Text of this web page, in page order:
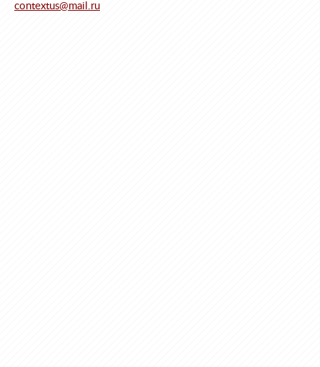
contextus@mail.ru